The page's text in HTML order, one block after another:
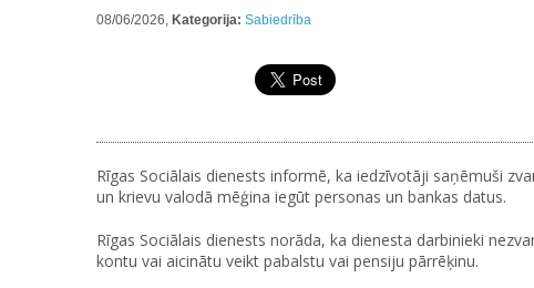
08/06/2026, Kategorija: Sabiedrība
Rīgas Sociālais dienests informē, ka iedzīvotāji saņēmuši
un krievu valodā mēģina iegūt personas un bankas datus.
Rīgas Sociālais dienests norāda, ka dienesta darbinieki
kontu vai aicinātu veikt pabalstu vai pensiju pārrēķinu.